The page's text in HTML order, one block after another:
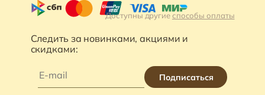
Следить за новинками, акциями и
скидками:
Подписаться
Доступны другиеспособы оплаты